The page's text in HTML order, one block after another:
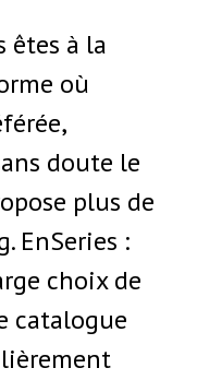
êtes à la
où
doute le
plus de
EnSeries :
choix de
catalogue